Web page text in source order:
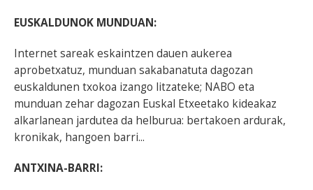
EUSKALDUNOK MUNDUAN:
Internet sareak eskaintzen dauen aukerea
aprobetxatuz, munduan sakabanatuta dagozan
euskaldunen txokoa izango litzateke; NABO eta
munduan zehar dagozan Euskal Etxeetako kideakaz
alkarlanean jardutea da helburua: bertakoen ardurak,
kronikak, hangoen barri...
ANTXINA-BARRI: